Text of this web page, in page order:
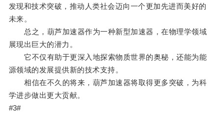
发现和技术突破，推动人类社会迈向一个更加先进而美好的
未来。
总之，葫芦加速器作为一种新型加速器，在物理学领域
展现出巨大的潜力。
它不仅有助于更深入地探索物质世界的奥秘，还能为能
源领域的发展提供新的技术支持。
相信在不久的将来，葫芦加速器将取得更多突破，为科
学进步做出更大贡献。
#3#